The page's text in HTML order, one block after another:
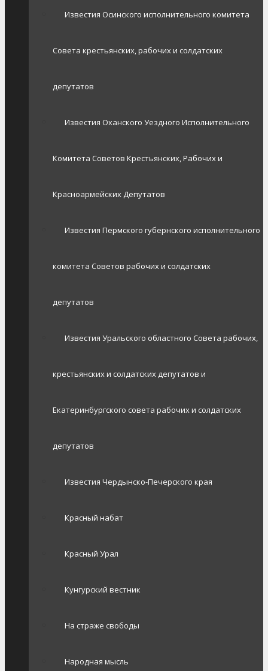
Известия Осинского исполнительного комитета
Совета крестьянских, рабочих и солдатских
депутатов
Известия Оханского Уездного Исполнительного
Комитета Советов Крестьянских, Рабочих и
Красноармейских Депутатов
Известия Пермского губернского исполнительного
комитета Советов рабочих и солдатских
депутатов
Известия Уральского областного Совета рабочих,
крестьянских и солдатских депутатов и
Екатеринбургского совета рабочих и солдатских
депутатов
Известия Чердынско-Печерского края
Красный набат
Красный Урал
Кунгурский вестник
На страже свободы
Народная мысль